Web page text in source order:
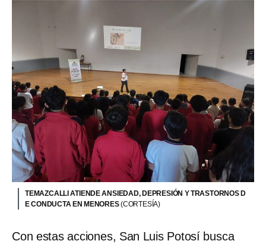
TEMAZCALLI ATIENDE ANSIEDAD, DEPRESIÓN Y TRASTORNOS D
E CONDUCTA EN MENORES(CORTESÍA)
Con estas acciones, San Luis Potosí busca